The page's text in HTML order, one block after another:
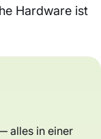
Hardware ist
alles in einer